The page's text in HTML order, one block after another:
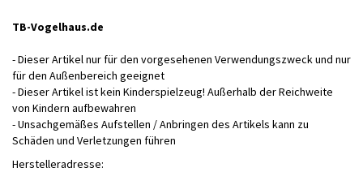
TB-Vogelhaus.de
- Dieser Artikel nur für den vorgesehenen Verwendungszweck und nur
für den Außenbereich geeignet
- Dieser Artikel ist kein Kinderspielzeug! Außerhalb der Reichweite
von Kindern aufbewahren
- Unsachgemäßes Aufstellen / Anbringen des Artikels kann zu
Schäden und Verletzungen führen
Herstelleradresse: